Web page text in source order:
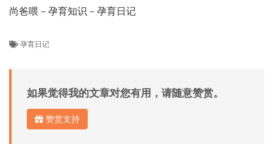
尚爸喂－孕育知识－孕育日记
孕育日记
如果觉得我的文章对您有用，请随意赞赏。
赞赏支持